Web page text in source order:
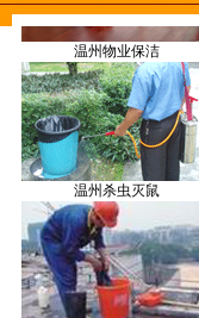
温州物业保洁
温州杀虫灭鼠
地毯干洗机
割草机